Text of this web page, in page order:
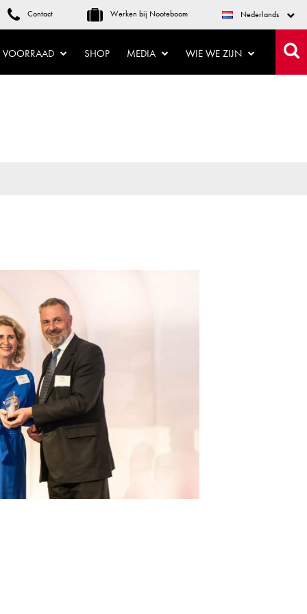
Contact Werken bij Nooteboom Nederlands
VOORRAAD SHOP MEDIA WIE WE ZIJN